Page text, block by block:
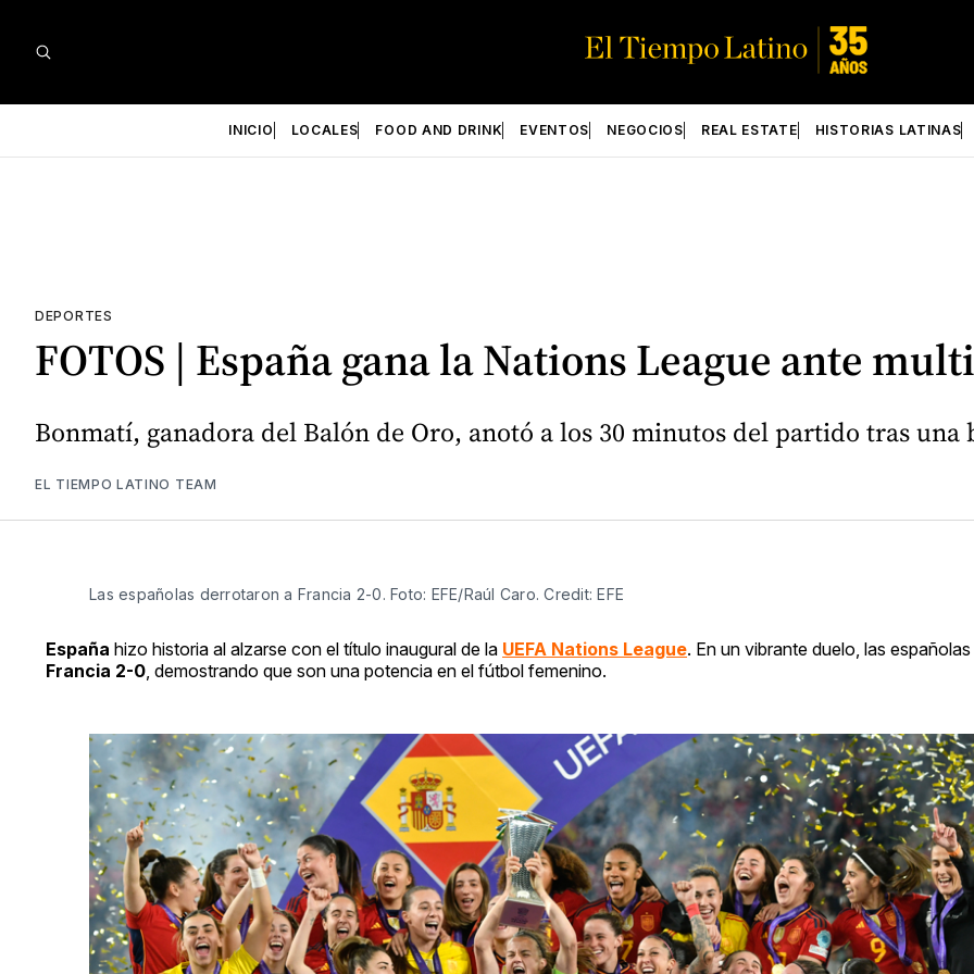
INICIO LOCALES FOOD AND DRINK EVENTOS NEGOCIOS REAL ESTATE HISTORIAS LATINAS
DEPORTES
FOTOS | España gana la Nations League ante
Bonmatí, ganadora del Balón de Oro, anotó a los 30 minutos del partido tras
EL TIEMPO LATINO TEAM
Las españolas derrotaron a Francia 2-0. Foto: EFE/Raúl Caro. Credit: EFE
España hizo historia al alzarse con el título inaugural de la UEFA Nations League. En un vibrante duelo, las
Francia 2-0 , demostrando que son una potencia en el fútbol femenino.